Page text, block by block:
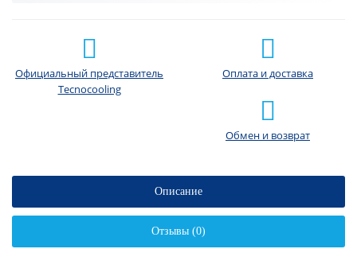
Официальный представитель
Tecnocooling
Оплата и доставка
Обмен и возврат
Описание
Отзывы (0)